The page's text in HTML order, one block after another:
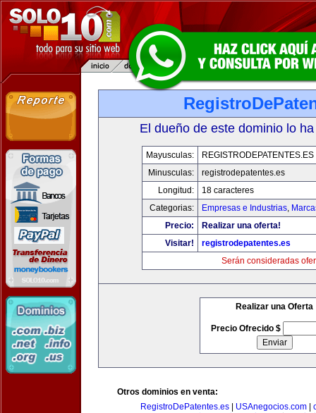
El dueño de este dominio lo
Mayusculas:
REGISTRODEPATENTES.ES
Minusculas:
registrodepatentes.es
Longitud:
18 caracteres
Categorias:
Empresas e Industrias,
Precio:
Realizar una oferta!
Visitar!
registrodepatentes.es
Serán consideradas
Realizar una Oferta
Precio Ofrecido $
Otros dominios en venta:
RegistroDePatentes.es
USAnegocios.com